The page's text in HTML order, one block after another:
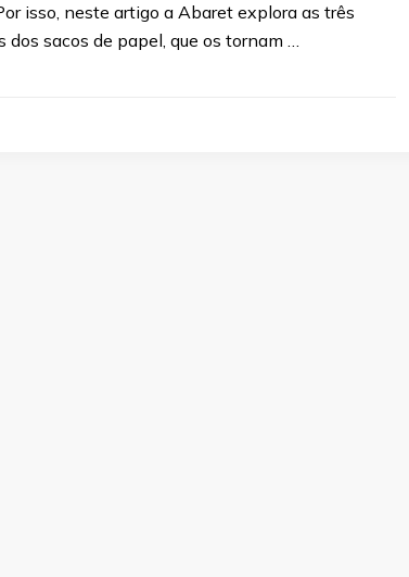
isso, neste artigo a Abaret explora as três
sacos de papel, que os tornam …